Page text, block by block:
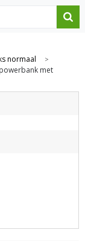
normaal >
met